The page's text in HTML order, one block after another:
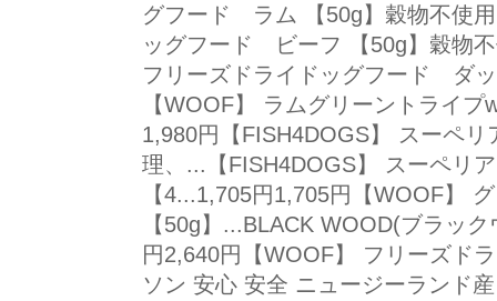
グフード ラム 【50g】穀物不使
ッグフード ビーフ 【50g】穀物
フリーズドライドッグフード ダ
【WOOF】 ラムグリーントライ
1,980円【FISH4DOGS】 スーペ
理、...【FISH4DOGS】 スーペリ
【4...1,705円1,705円【WOOF】
【50g】...BLACK WOOD(ブラッ
円2,640円【WOOF】 フリーズド
ソン 安心 安全 ニュージーランド